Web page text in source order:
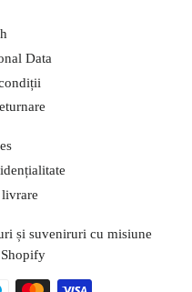
Data
și suveniruri cu misiune